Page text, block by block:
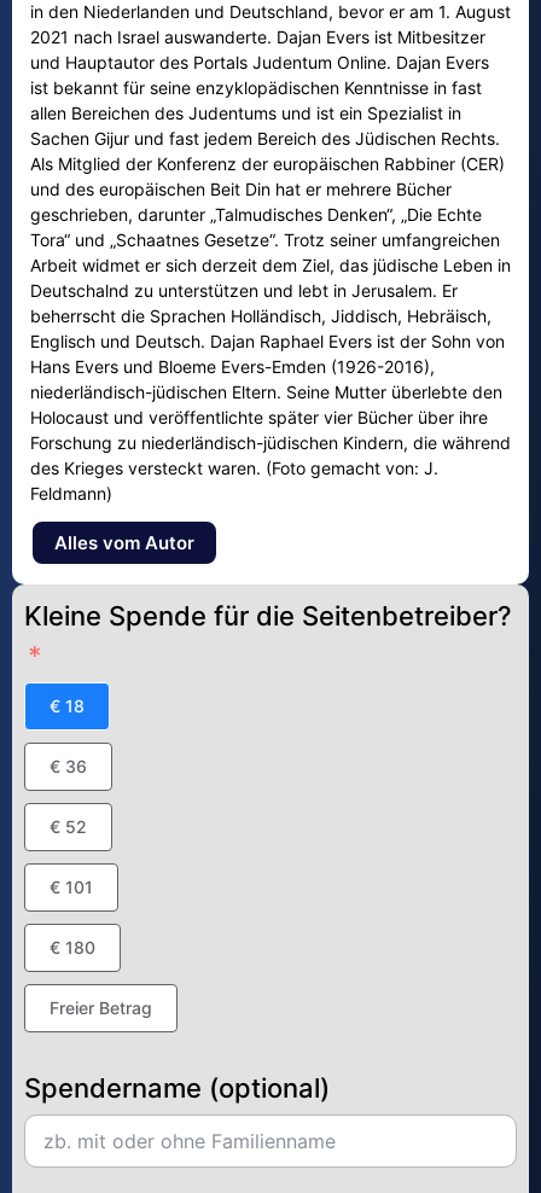
in den Niederlanden und Deutschland, bevor er am 1. August
2021 nach Israel auswanderte. Dajan Evers ist Mitbesitzer
und Hauptautor des Portals Judentum Online. Dajan Evers
ist bekannt für seine enzyklopädischen Kenntnisse in fast
allen Bereichen des Judentums und ist ein Spezialist in
Sachen Gijur und fast jedem Bereich des Jüdischen Rechts.
Als Mitglied der Konferenz der europäischen Rabbiner (CER)
und des europäischen Beit Din hat er mehrere Bücher
geschrieben, darunter „Talmudisches Denken“, „Die Echte
Tora“ und „Schaatnes Gesetze“. Trotz seiner umfangreichen
Arbeit widmet er sich derzeit dem Ziel, das jüdische Leben in
Deutschalnd zu unterstützen und lebt in Jerusalem. Er
beherrscht die Sprachen Holländisch, Jiddisch, Hebräisch,
Englisch und Deutsch. Dajan Raphael Evers ist der Sohn von
Hans Evers und Bloeme Evers-Emden (1926-2016),
niederländisch-jüdischen Eltern. Seine Mutter überlebte den
Holocaust und veröffentlichte später vier Bücher über ihre
Forschung zu niederländisch-jüdischen Kindern, die während
des Krieges versteckt waren. (Foto gemacht von: J.
Feldmann)
Alles vom Autor
Kleine Spende für die Seitenbetreiber?
€ 18
€ 36
€ 52
€ 101
€ 180
Freier Betrag
Spendername (optional)